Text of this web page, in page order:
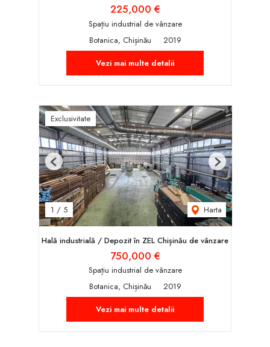
225,000 €
Spațiu industrial de vânzare
Botanica, Chișinău
2019
Vezi mai multe detalii
Exclusivitate
1 / 5 Harta
Previous Next
Hală industrială / Depozit în ZEL Chișinău de vânzare
750,000 €
Spațiu industrial de vânzare
Botanica, Chișinău
2019
Vezi mai multe detalii